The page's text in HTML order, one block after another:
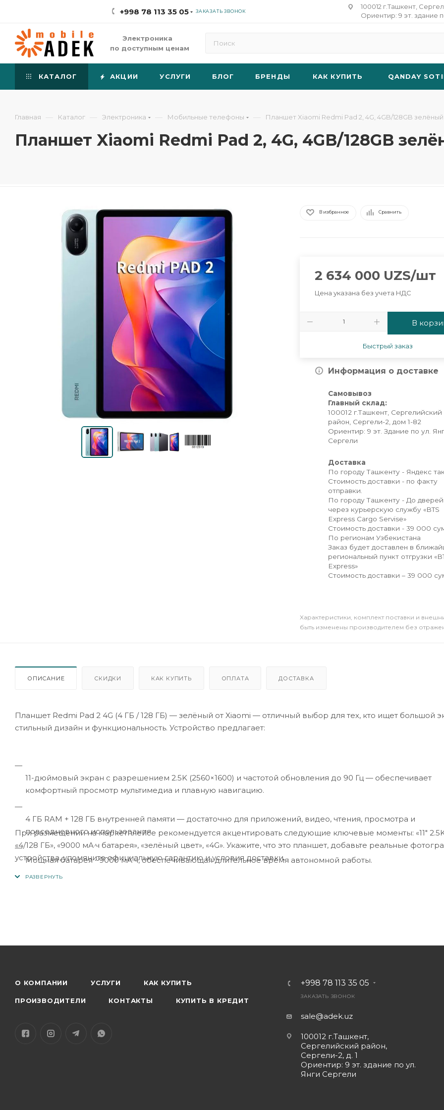
+998 78 113 35 05 ЗАКАЗАТЬ ЗВОНОК
100012 г.Ташкент,
Ориентир: 9 эт. здание
Электроника
по доступным ценам
КАТАЛОГ АКЦИИ УСЛУГИ БЛОГ БРЕНДЫ КАК КУПИТЬ QANDAY
Главная — Каталог — Электроника — Мобильные телефоны — Планшет Xiaomi Redmi Pad 2, 4G, 4GB/128GB зелёный
Планшет Xiaomi Redmi Pad 2, 4G, 4GB/128GB
В избранное Сравнить
2 634 000 UZS/шт
Цена указана без учета НДС
В
Быстрый заказ
Информация о доставке
Самовывоз
Главный склад:
100012 г.Ташкент, Сергелийский
район, Сергели-2, дом 1-82
Ориентир: 9 эт. Здание по ул.
Сергели
Доставка
По городу Ташкенту - Яндекс
Стоимость доставки - по факту
отправки.
По городу Ташкенту - До дверей
через курьерскую службу «BTS
Express Cargo Servise»
Стоимость доставки - 39 000
По регионам Узбекистана
Заказ будет доставлен в
региональный пункт отгрузки
Express»
Стоимость доставки – 39 000
Xарактеристики, комплект поставки и
быть изменены производителем без
ОПИСАНИЕ СКИДКИ КАК КУПИТЬ ОПЛАТА ДОСТАВКА
Планшет Redmi Pad 2 4G (4 ГБ / 128 ГБ) — зелёный от Xiaomi — отличный выбор для тех, кто ищет большой
стильный дизайн и функциональность. Устройство предлагает:
11-дюймовый экран с разрешением 2.5K (2560×1600) и частотой обновления до 90 Гц — обеспечивает
комфортный просмотр мультимедиа и плавную навигацию.
4 ГБ RAM + 128 ГБ внутренней памяти — достаточно для приложений, видео, чтения, просмотра и
повседневного использования.
Мощная батарея ~9000 мА·ч, обеспечивающая длительное время автономной работы.
Благодаря бренду Xiaomi и линейке Redmi, продукт сочетает качество, функциональность и стиль.
При размещении на маркетплейсе рекомендуется акцентировать следующие ключевые моменты: «11″
«4/128 ГБ», «9000 мА·ч батарея», «зелёный цвет», «4G». Укажите, что это планшет, добавьте реальные
устройства, упомяните официальную гарантию и условия доставки.
О КОМПАНИИ УСЛУГИ КАК КУПИТЬ
ПРОИЗВОДИТЕЛИ КОНТАКТЫ КУПИТЬ В КРЕДИТ
+998 78 113 35 05
ЗАКАЗАТЬ ЗВОНОК
sale@adek.uz
100012 г.Ташкент,
Сергелийский район,
Сергели-2, д. 1
Ориентир: 9 эт. здание по ул.
Янги Сергели